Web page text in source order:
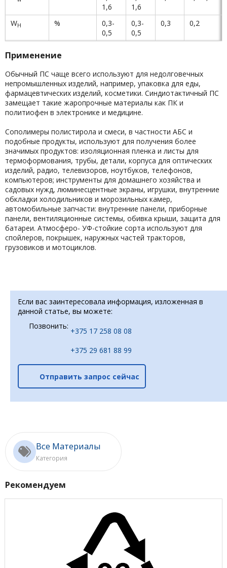
1,6
1,6
WH %
0,3-
0,5
0,3-
0,5
0,3 0,2
Применение
Обычный ПС чаще всего используют для недолговечных
непромышленных изделий, например, упаковка для еды,
фармацевтических изделий, косметики. Синдиотактичный ПС
замещает такие жаропрочные материалы как ПК и
политиофен в электронике и медицине.
Сополимеры полистирола и смеси, в частности АБС и
подобные продукты, используют для получения более
значимых продуктов: изоляционная пленка и листы для
термоформования, трубы, детали, корпуса для оптических
изделий, радио, телевизоров, ноутбуков, телефонов,
компьютеров; инструменты для домашнего хозяйства и
садовых нужд, люминесцентные экраны, игрушки, внутренние
обкладки холодильников и морозильных камер,
автомобильные запчасти: внутренние панели, приборные
панели, вентиляционные системы, обивка крыши, защита для
батареи. Атмосферо- УФ-стойкие сорта используют для
спойлеров, покрышек, наружных частей тракторов,
грузовиков и мотоциклов.
Если вас заинтересовала информация, изложенная в
данной статье, вы можете:
Позвонить:
+375 17 258 08 08
+375 29 681 88 99
Отправить запрос сейчас
Все Материалы
Категория
Рекомендуем